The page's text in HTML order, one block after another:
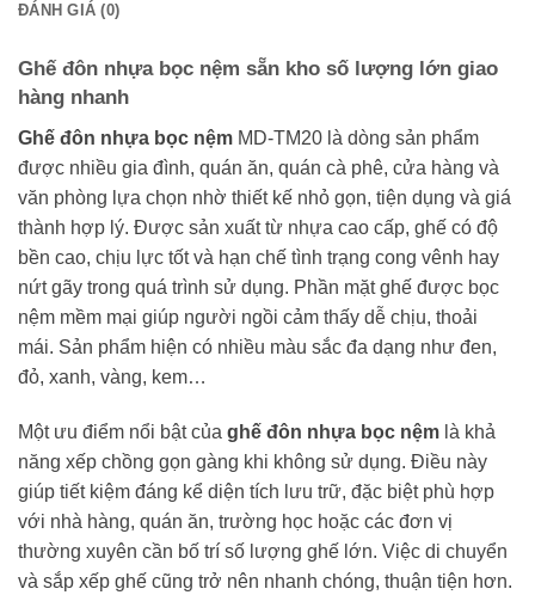
ĐÁNH GIÁ (0)
Ghế đôn nhựa bọc nệm sẵn kho số lượng lớn giao
hàng nhanh
Ghế đôn nhựa bọc nệm MD-TM20 là dòng sản phẩm
được nhiều gia đình, quán ăn, quán cà phê, cửa hàng và
văn phòng lựa chọn nhờ thiết kế nhỏ gọn, tiện dụng và giá
thành hợp lý. Được sản xuất từ nhựa cao cấp, ghế có độ
bền cao, chịu lực tốt và hạn chế tình trạng cong vênh hay
nứt gãy trong quá trình sử dụng. Phần mặt ghế được bọc
nệm mềm mại giúp người ngồi cảm thấy dễ chịu, thoải
mái. Sản phẩm hiện có nhiều màu sắc đa dạng như đen,
đỏ, xanh, vàng, kem…
Một ưu điểm nổi bật của ghế đôn nhựa bọc nệm là khả
năng xếp chồng gọn gàng khi không sử dụng. Điều này
giúp tiết kiệm đáng kể diện tích lưu trữ, đặc biệt phù hợp
với nhà hàng, quán ăn, trường học hoặc các đơn vị
thường xuyên cần bố trí số lượng ghế lớn. Việc di chuyển
và sắp xếp ghế cũng trở nên nhanh chóng, thuận tiện hơn.